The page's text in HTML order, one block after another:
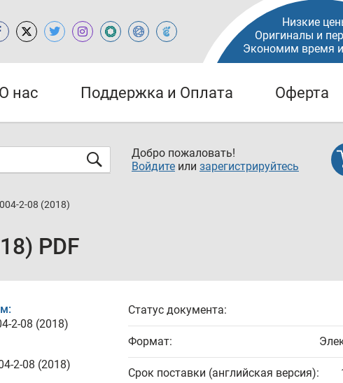
Низкие
Оригиналы и
Экономим время
О нас Поддержка и Оплата Оферта
Добро пожаловать!
Войдите или зарегистрируйтесь
2-08 (2018)
PDF
2-08 (2018)
2-08 (2018)
Статус документа:
Формат:
Срок поставки (английская версия):